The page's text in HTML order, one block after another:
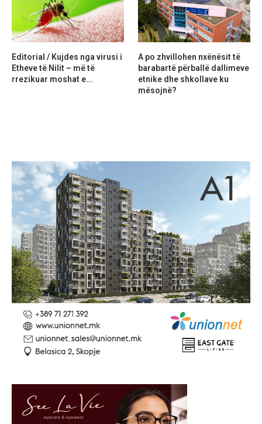
Editorial / Kujdes nga virusi i
Etheve të Nilit – më të
rrezikuar moshat e...
A po zhvillohen nxënësit të
barabartë përballë dallimeve
etnike dhe shkollave ku
mësojnë?